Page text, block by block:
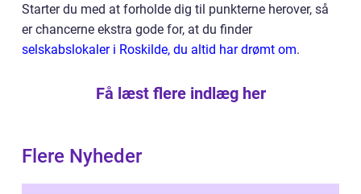
Starter du med at forholde dig til punkterne herover, så
er chancerne ekstra gode for, at du finder
selskabslokaler i Roskilde, du altid har drømt om.
Få læst flere indlæg her
Flere Nyheder